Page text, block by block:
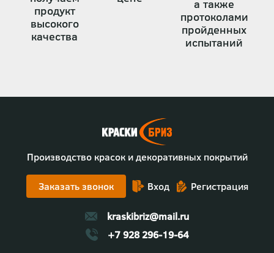
продукт
высокого
качества
а также
протоколами
пройденных
испытаний
Производство красок и декоративных покрытий
Заказать звонок Вход Регистрация
kraskibriz@mail.ru
+7 928 296-19-64